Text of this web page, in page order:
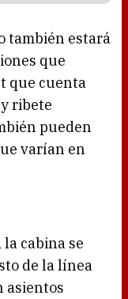
también estará
que
que cuenta
ribete
pueden
varían en
cabina se
de la línea
asientos